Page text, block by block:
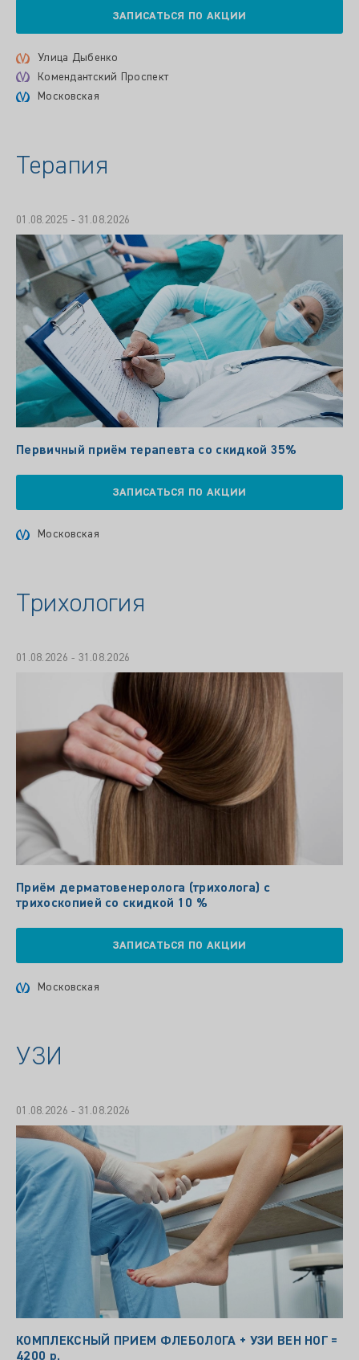
ЗАПИСАТЬСЯ ПО АКЦИИ
Улица Дыбенко
Комендантский Проспект
Московская
Терапия
01.08.2025 - 31.08.2026
Первичный приём терапевта со скидкой 35%
ЗАПИСАТЬСЯ ПО АКЦИИ
Московская
Трихология
01.08.2026 - 31.08.2026
Приём дерматовенеролога (трихолога) с
трихоскопией со скидкой 10 %
ЗАПИСАТЬСЯ ПО АКЦИИ
Московская
УЗИ
01.08.2026 - 31.08.2026
КОМПЛЕКСНЫЙ ПРИЕМ ФЛЕБОЛОГА + УЗИ ВЕН НОГ =
4200 р.